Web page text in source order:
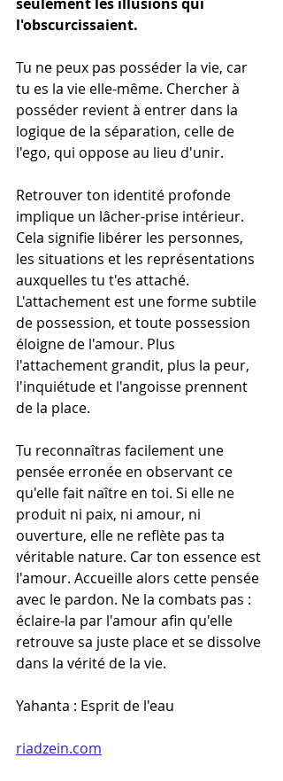
l'obscurcissaient.
Tu ne peux pas posséder la vie, car
tu es la vie elle-même. Chercher à
posséder revient à entrer dans la
logique de la séparation, celle de
l'ego, qui oppose au lieu d'unir.
Retrouver ton identité profonde
implique un lâcher-prise intérieur.
Cela signifie libérer les personnes,
les situations et les représentations
auxquelles tu t'es attaché.
L'attachement est une forme subtile
de possession, et toute possession
éloigne de l'amour. Plus
l'attachement grandit, plus la peur,
l'inquiétude et l'angoisse prennent
de la place.
Tu reconnaîtras facilement une
pensée erronée en observant ce
qu'elle fait naître en toi. Si elle ne
produit ni paix, ni amour, ni
ouverture, elle ne reflète pas ta
véritable nature. Car ton essence est
l'amour. Accueille alors cette pensée
avec le pardon. Ne la combats pas :
éclaire-la par l'amour afin qu'elle
retrouve sa juste place et se dissolve
dans la vérité de la vie.
Yahanta : Esprit de l'eau
riadzein.com